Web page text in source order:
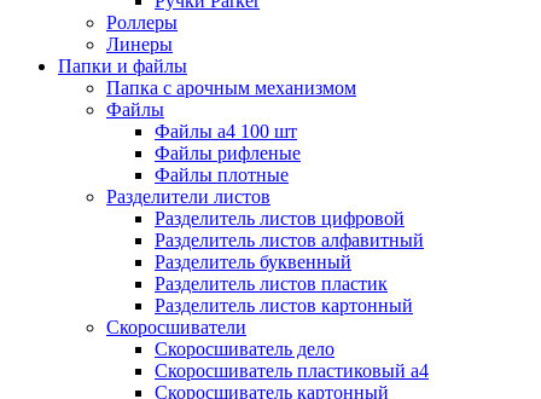
Роллеры
Линеры
Папки и файлы
Папка с арочным механизмом
Файлы
Файлы а4 100 шт
Файлы рифленые
Файлы плотные
Разделители листов
Разделитель листов цифровой
Разделитель листов алфавитный
Разделитель буквенный
Разделитель листов пластик
Разделитель листов картонный
Скоросшиватели
Скоросшиватель дело
Скоросшиватель пластиковый а4
Скоросшиватель картонный